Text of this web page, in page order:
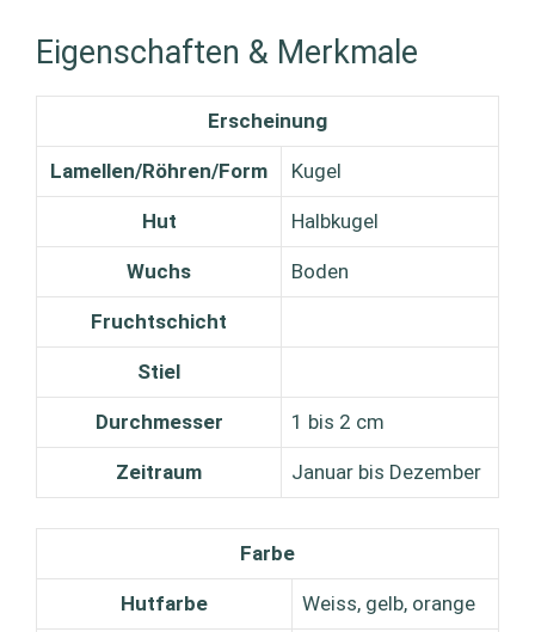
Eigenschaften & Merkmale
Erscheinung
Lamellen/Röhren/Form Kugel
Hut Halbkugel
Wuchs Boden
Fruchtschicht
Stiel
Durchmesser 1 bis 2 cm
Zeitraum Januar bis Dezember
Farbe
Hutfarbe Weiss, gelb, orange